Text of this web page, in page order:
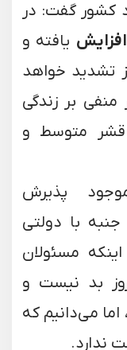
کشور گفت: در
افزایش یافته و
تشدید خواهد
منفی بر زندگی
قشر متوسط و
پذیرش
با دولتی
مسئولان
بد نیست و
اما می‌دانیم که
ندارد.